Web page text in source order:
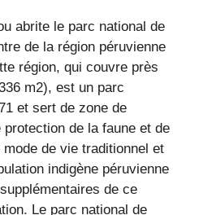
abrite le parc national de
de la région péruvienne
région, qui couvre près
m2), est un parc
et sert de zone de
de la faune et de
de vie traditionnel et
indigène péruvienne
de ce
Le parc national de